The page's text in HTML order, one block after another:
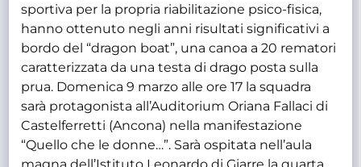
sportiva per la propria riabilitazione psico-fisica,
hanno ottenuto negli anni risultati significativi a
bordo del “dragon boat”, una canoa a 20 rematori
caratterizzata da una testa di drago posta sulla
prua. Domenica 9 marzo alle ore 17 la squadra
sarà protagonista all’Auditorium Oriana Fallaci di
Castelferretti (Ancona) nella manifestazione
“Quello che le donne…”. Sarà ospitata nell’aula